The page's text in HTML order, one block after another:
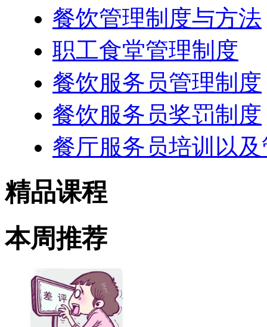
餐饮管理制度与方法
职工食堂管理制度
餐饮服务员管理制度
餐饮服务员奖罚制度
餐厅服务员培训以
精品课程
本周推荐